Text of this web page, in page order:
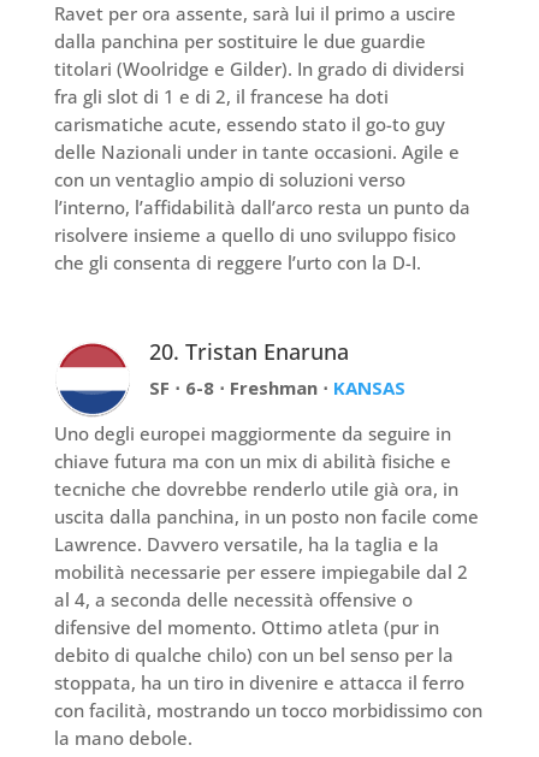
Ravet per ora assente, sarà lui il primo a uscire
dalla panchina per sostituire le due guardie
titolari (Woolridge e Gilder). In grado di dividersi
fra gli slot di 1 e di 2, il francese ha doti
carismatiche acute, essendo stato il go-to guy
delle Nazionali under in tante occasioni. Agile e
con un ventaglio ampio di soluzioni verso
l’interno, l’affidabilità dall’arco resta un punto da
risolvere insieme a quello di uno sviluppo fisico
che gli consenta di reggere l’urto con la D-I.
20. Tristan Enaruna
SF ⋅ 6-8 ⋅ Freshman ⋅ KANSAS
Uno degli europei maggiormente da seguire in
chiave futura ma con un mix di abilità fisiche e
tecniche che dovrebbe renderlo utile già ora, in
uscita dalla panchina, in un posto non facile come
Lawrence. Davvero versatile, ha la taglia e la
mobilità necessarie per essere impiegabile dal 2
al 4, a seconda delle necessità offensive o
difensive del momento. Ottimo atleta (pur in
debito di qualche chilo) con un bel senso per la
stoppata, ha un tiro in divenire e attacca il ferro
con facilità, mostrando un tocco morbidissimo con
la mano debole.